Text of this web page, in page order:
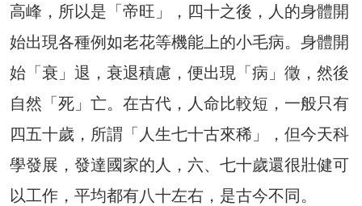
高峰，所以是「帝旺」，四十之後，人的身體開
始出現各種例如老花等機能上的小毛病。身體開
始「衰」退，衰退積慮，便出現「病」徵，然後
自然「死」亡。在古代，人命比較短，一般只有
四五十歲，所謂「人生七十古來稀」，但今天科
學發展，發達國家的人，六、七十歲還很壯健可
以工作，平均都有八十左右，是古今不同。